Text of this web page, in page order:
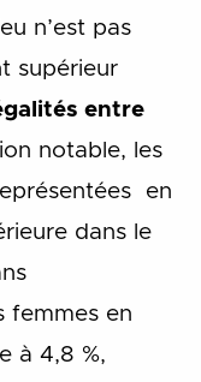
n’est pas
supérieur
entre
notable, les
en
dans le
femmes en
à 4,8 %,